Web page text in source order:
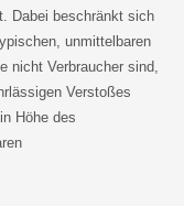
Dabei beschränkt sich
unmittelbaren
nicht Verbraucher sind,
Verstoßes
Höhe des